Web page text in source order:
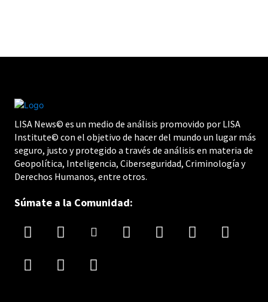
LISA News© es un medio de análisis promovido por LISA
Institute© con el objetivo de hacer del mundo un lugar más
seguro, justo y protegido a través de análisis en materia de
Geopolítica, Inteligencia, Ciberseguridad, Criminología y
Derechos Humanos, entre otros.
Súmate a la Comunidad: